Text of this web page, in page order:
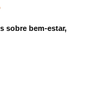
sobre bem-estar,